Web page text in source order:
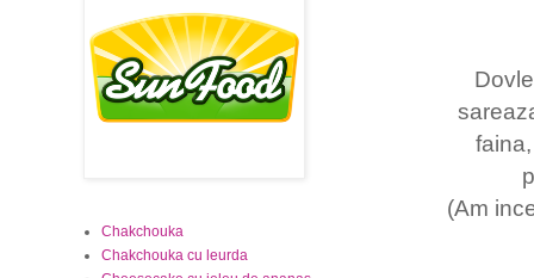
(Am
Chakchouka
Chakchouka cu leurda